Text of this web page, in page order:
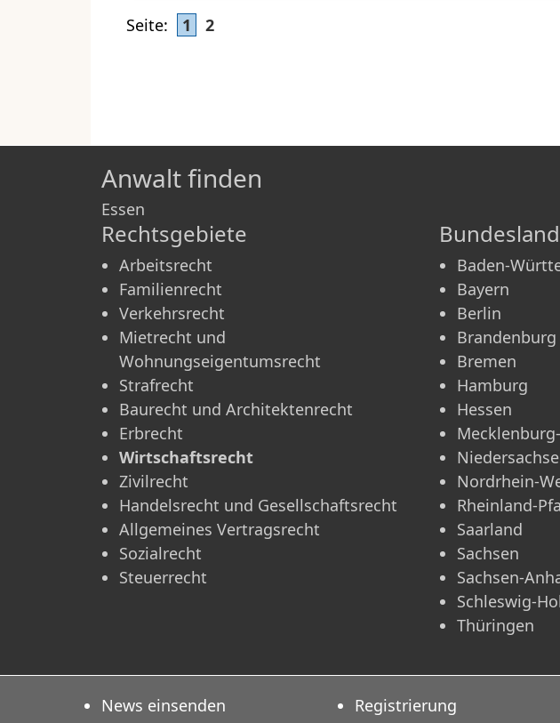
Seite: 1 2
Anwalt finden
Essen
Rechtsgebiete
Arbeitsrecht
Familienrecht
Verkehrsrecht
Mietrecht und
Wohnungseigentumsrecht
Strafrecht
Baurecht und Architektenrecht
Erbrecht
Wirtschaftsrecht
Zivilrecht
Handelsrecht und Gesellschaftsrecht
Allgemeines Vertragsrecht
Sozialrecht
Steuerrecht
Bundesland
Baden-
Bayern
Berlin
Brandenburg
Bremen
Hamburg
Hessen
Nordrhein-
Rheinland-
Saarland
Sachsen
Sachsen-
Schleswig-
Thüringen
News einsenden
Registrierung